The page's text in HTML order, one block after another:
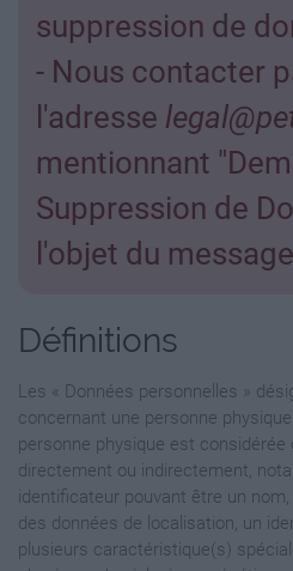
suppression de
- Nous contacter
l'adresse
mentionnant
Suppression de
l'objet du
Définitions
Les « Données personnelles »
concernant une personne
personne physique est considérée
directement ou indirectement,
identificateur pouvant être un
des données de localisation, un
plusieurs caractéristique(s)